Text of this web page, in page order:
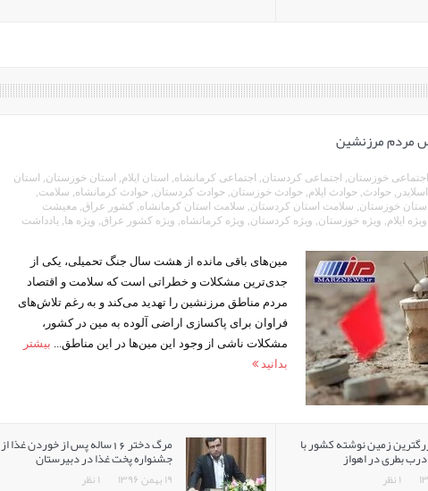
مردم مرزنشین
اجتماعی خوزستان, اجتماعی کردستان, اجتماعی کرمانشاه, استان ایلام, استان خوزستان, استان
اسلایدر ,حوادث,حوادث ایلام,حوادث خوزستان,حوادث کردستان,حوادث کرمانشاه, سلامت,
خوزستان, سلامت استان کردستان, سلامت استان کرمانشاه,کشور عراق,معیشت
ویژه ایلام, ویژه خوزستان, ویژه کردستان, ویژه کرمانشاه, ویژه کشور عراق, ویژه ها, یادداشت
مین‌های باقی مانده از هشت سال جنگ تحمیلی، یکی از
جدی‌ترین مشکلات و خطراتی است که سلامت و اقتصاد
مردم مناطق مرزنشین را تهدید می‌کند و به رغم تلاش‌های
فراوان برای پاکسازی اراضی آلوده به مین در کشور،
مشکلات ناشی از وجود این مین‌ها در این مناطق... بیشتر
بدانید
مرگ دختر 16ساله پس از خوردن غذا از
جشنواره پخت غذا در دبیرستان
۱۹ بهمن ۱۳۹۶ ۱ نظر
زمین نوشته کشور با
۱ نظر